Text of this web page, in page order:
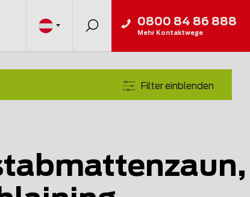
0800 84 86 888
Mehr Kontaktwege
Filter einblenden